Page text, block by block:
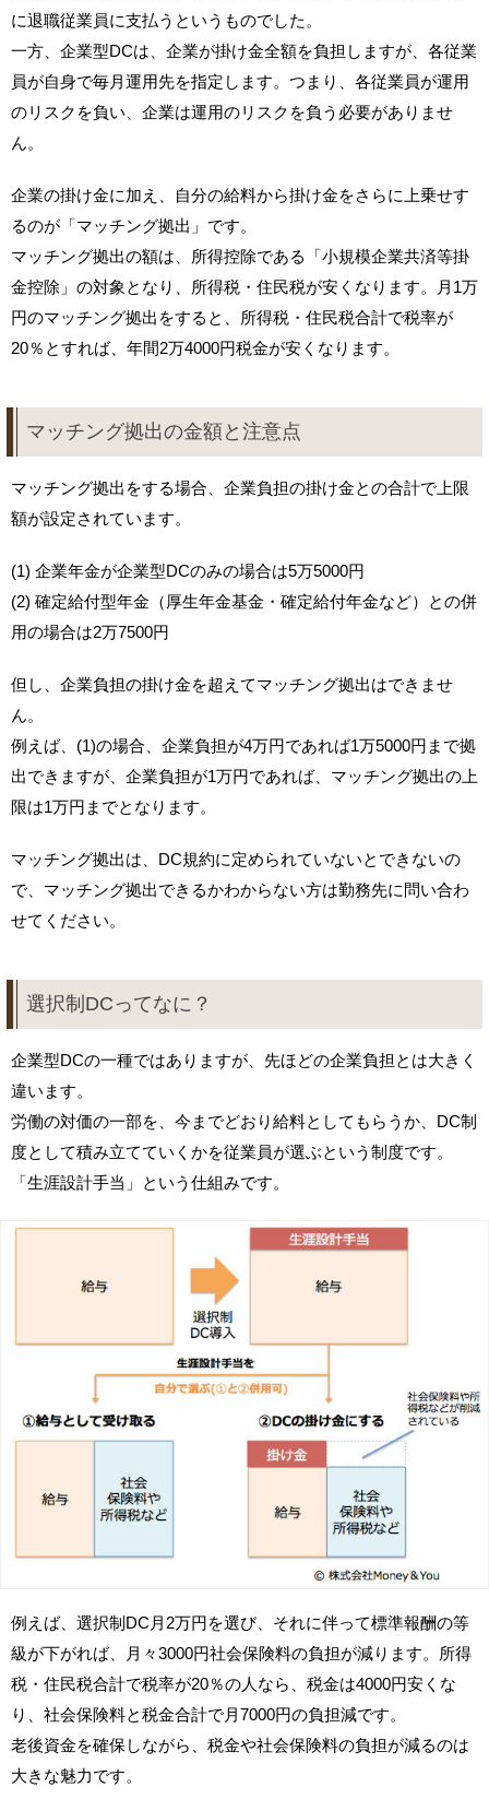
に退職従業員に支払うというものでした。
一方、企業型DCは、企業が掛け金全額を負担しますが、各従業
員が自身で毎月運用先を指定します。つまり、各従業員が運用
のリスクを負い、企業は運用のリスクを負う必要がありませ
ん。
企業の掛け金に加え、自分の給料から掛け金をさらに上乗せす
るのが「マッチング拠出」です。
マッチング拠出の額は、所得控除である「小規模企業共済等掛
金控除」の対象となり、所得税・住民税が安くなります。月1万
円のマッチング拠出をすると、所得税・住民税合計で税率が
20％とすれば、年間2万4000円税金が安くなります。
マッチング拠出の金額と注意点
マッチング拠出をする場合、企業負担の掛け金との合計で上限
額が設定されています。
(1) 企業年金が企業型DCのみの場合は5万5000円
(2) 確定給付型年金（厚生年金基金・確定給付年金など）との併
用の場合は2万7500円
但し、企業負担の掛け金を超えてマッチング拠出はできませ
ん。
例えば、(1)の場合、企業負担が4万円であれば1万5000円まで拠
出できますが、企業負担が1万円であれば、マッチング拠出の上
限は1万円までとなります。
マッチング拠出は、DC規約に定められていないとできないの
で、マッチング拠出できるかわからない方は勤務先に問い合わ
せてください。
選択制DCってなに？
企業型DCの一種ではありますが、先ほどの企業負担とは大きく
違います。
労働の対価の一部を、今までどおり給料としてもらうか、DC制
度として積み立てていくかを従業員が選ぶという制度です。
「生涯設計手当」という仕組みです。
例えば、選択制DC月2万円を選び、それに伴って標準報酬の等
級が下がれば、月々3000円社会保険料の負担が減ります。所得
税・住民税合計で税率が20％の人なら、税金は4000円安くな
り、社会保険料と税金合計で月7000円の負担減です。
老後資金を確保しながら、税金や社会保険料の負担が減るのは
大きな魅力です。